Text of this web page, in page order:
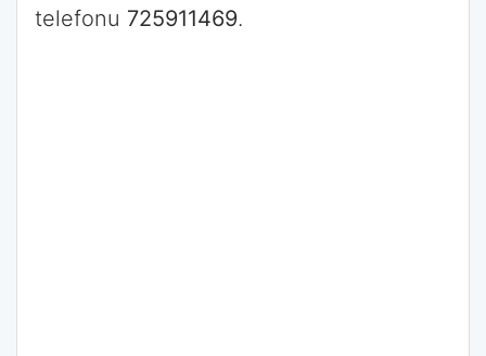
telefonu 725911469.